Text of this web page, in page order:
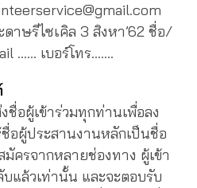
ดาษรีไซเคิล 3 สิงหา’62 ชื่อ/
…… เบอร์โทร…….
อผู้เข้าร่วมทุกท่านเพื่อลง
อผู้ประสานงานหลักเป็นชื่อ
ครจากหลายช่องทาง ผู้เข้า
แล้วเท่านั้น และจะตอบรับ